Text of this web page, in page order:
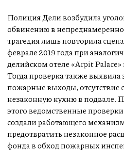
Полиция Дели возбудила
обвинению в
трагедия лишь повторила
феврале 2019 года при
делийском отеле «Arpit Palace»
Тогда проверка также
пожарные выходы, отсутствие
незаконную кухню в подвале.
этого ведомственные
создали работающего
предотвратить незаконное
фонда в обход пожарных